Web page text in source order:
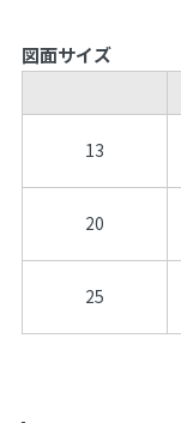
図面サイズ
13
20
25